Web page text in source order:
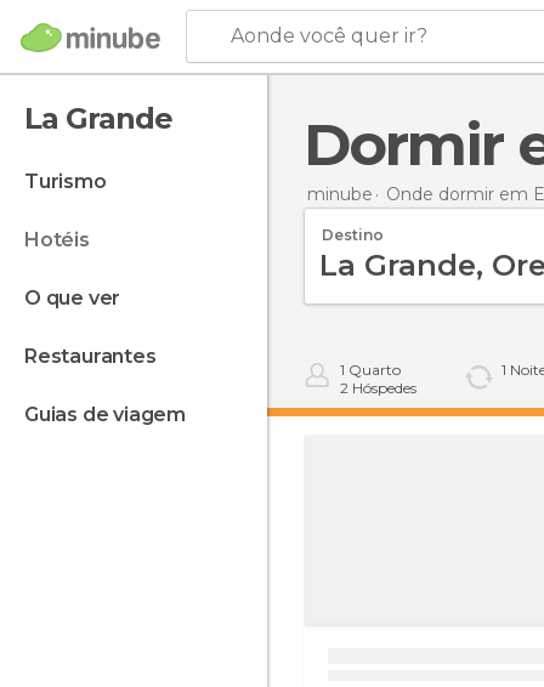
Aonde você quer ir?
La Grande
turismo
hotéis
o que ver
restaurantes
guias de viagem
Dormir
minube Onde dormir em
Destino
1 Quarto
2 Hóspedes
1